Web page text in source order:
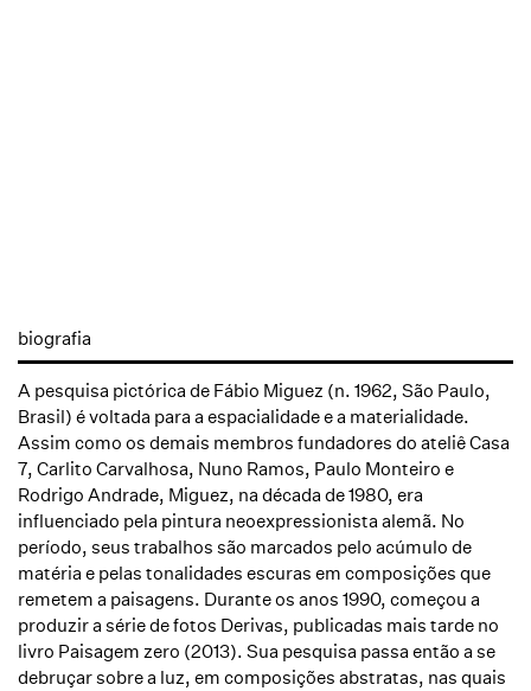
biografia
A pesquisa pictórica de Fábio Miguez (n. 1962, São Paulo,
Brasil) é voltada para a espacialidade e a materialidade.
Assim como os demais membros fundadores do ateliê Casa
7, Carlito Carvalhosa, Nuno Ramos, Paulo Monteiro e
Rodrigo Andrade, Miguez, na década de 1980, era
influenciado pela pintura neoexpressionista alemã. No
período, seus trabalhos são marcados pelo acúmulo de
matéria e pelas tonalidades escuras em composições que
remetem a paisagens. Durante os anos 1990, começou a
produzir a série de fotos Derivas, publicadas mais tarde no
livro Paisagem zero (2013). Sua pesquisa passa então a se
debruçar sobre a luz, em composições abstratas, nas quais